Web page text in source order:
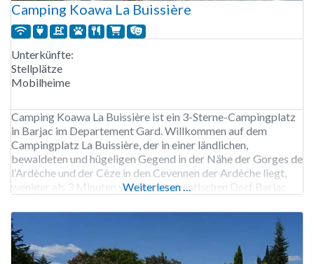
Camping Koawa La Buissière
Unterkünfte:
Stellplätze
Mobilheime
Camping Koawa La Buissière ist ein 3-Sterne-Campingplatz
in Barjac im Departement Gard. Willkommen auf dem
Campingplatz La Buissière, der in einer ländlichen,
bewaldeten und hügeligen Gegend in der Nähe der Gorges de
l’Ardèche und der Cèze in den Cevennen der Ardèche liegt,
weniger als 3 Minuten von dem authentischen Dorf Barjac
Stellplätze, die von
Weiterlesen …